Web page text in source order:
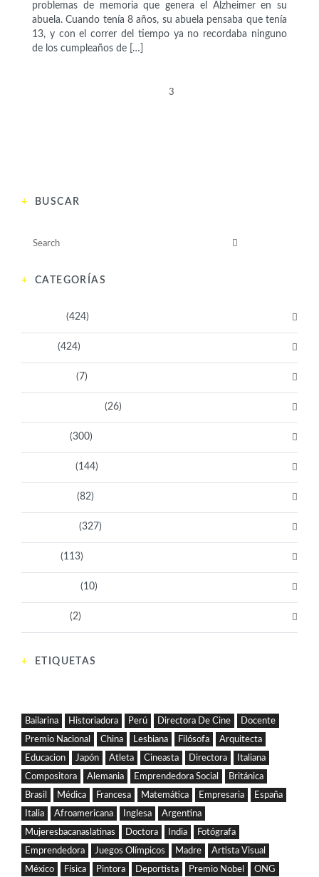
problemas de memoria que genera el Alzheimer en su
abuela. Cuando tenía 8 años, su abuela pensaba que tenía
13, y con el correr del tiempo ya no recordaba ninguno
de los cumpleaños de […]
3
BUSCAR
CATEGORÍAS
(424)
(424)
(7)
(26)
(300)
(144)
(82)
(327)
(113)
(10)
(2)
ETIQUETAS
Bailarina Historiadora Perú Directora De Cine
Docente
Premio Nacional
China Lesbiana Filósofa
Arquitecta
Educacion
Japón Atleta Cineasta Directora
Italiana
Compositora
Alemania Emprendedora Social
Británica
Brasil
Médica Francesa Matemática Empresaria
España
Italia
Afroamericana Inglesa
Argentina
Mujeresbacanaslatinas
Doctora India
Fotógrafa
Emprendedora
Juegos Olímpicos Madre
Artista Visual
México
Física Pintora Deportista Premio Nobel ONG